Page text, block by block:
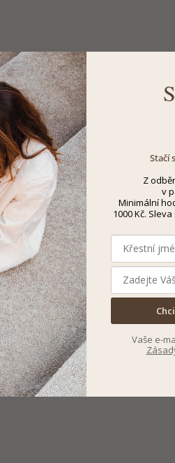
Stačí
Z
v
Minimální
1000 Kč.
Vaše e-